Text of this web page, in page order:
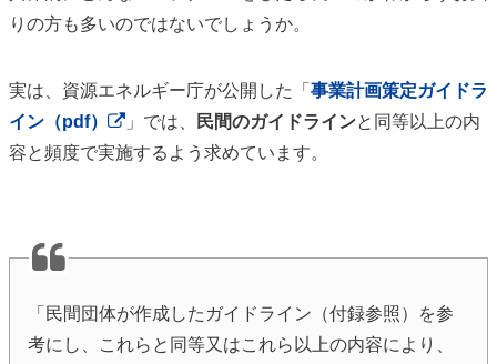
りの方も多いのではないでしょうか。
実は、資源エネルギー庁が公開した「 事業計画策定ガイドラ
イン（pdf）
」では、 民間のガイドラインと同等以上の内
容と頻度で実施するよう求めています。
「民間団体が作成したガイドライン（付録参照）を参
考にし、これらと同等又はこれら以上の内容により、